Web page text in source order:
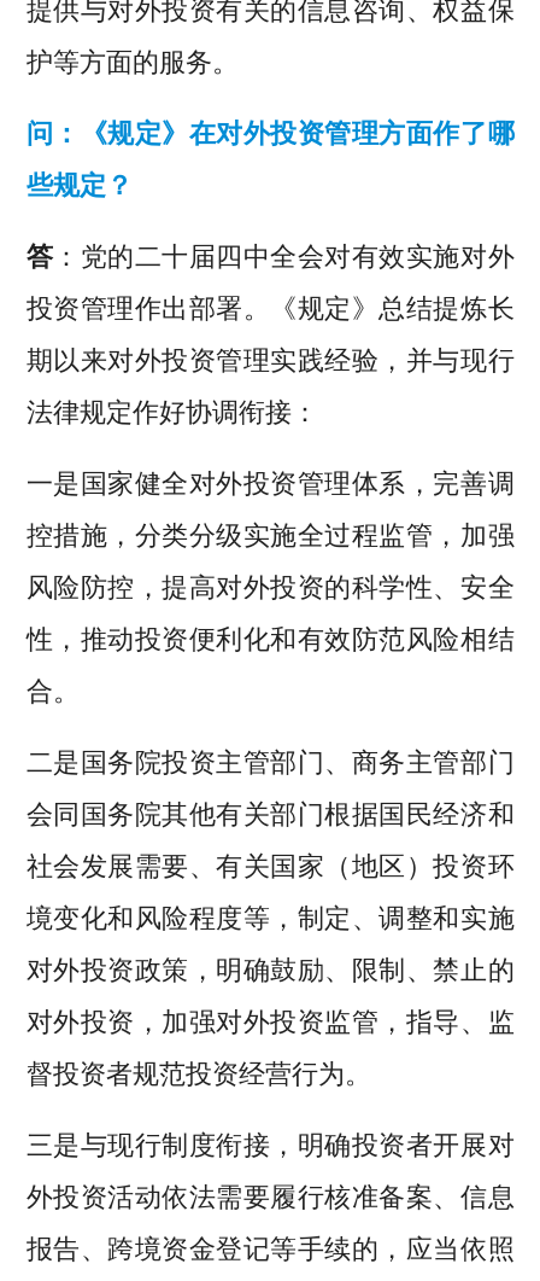
提供与对外投资有关的信息咨询、权益保
护等方面的服务。
问：《规定》在对外投资管理方面作了哪
些规定？
答：党的二十届四中全会对有效实施对外
投资管理作出部署。《规定》总结提炼长
期以来对外投资管理实践经验，并与现行
法律规定作好协调衔接：
一是国家健全对外投资管理体系，完善调
控措施，分类分级实施全过程监管，加强
风险防控，提高对外投资的科学性、安全
性，推动投资便利化和有效防范风险相结
合。
二是国务院投资主管部门、商务主管部门
会同国务院其他有关部门根据国民经济和
社会发展需要、有关国家（地区）投资环
境变化和风险程度等，制定、调整和实施
对外投资政策，明确鼓励、限制、禁止的
对外投资，加强对外投资监管，指导、监
督投资者规范投资经营行为。
三是与现行制度衔接，明确投资者开展对
外投资活动依法需要履行核准备案、信息
报告、跨境资金登记等手续的，应当依照